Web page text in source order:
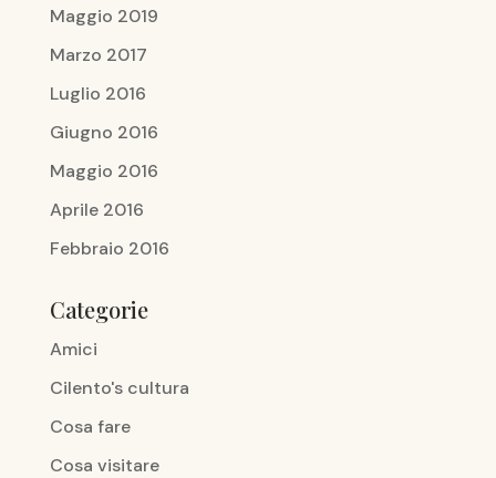
Maggio 2019
Marzo 2017
Luglio 2016
Giugno 2016
Maggio 2016
Aprile 2016
Febbraio 2016
Categorie
Amici
Cilento's cultura
Cosa fare
Cosa visitare